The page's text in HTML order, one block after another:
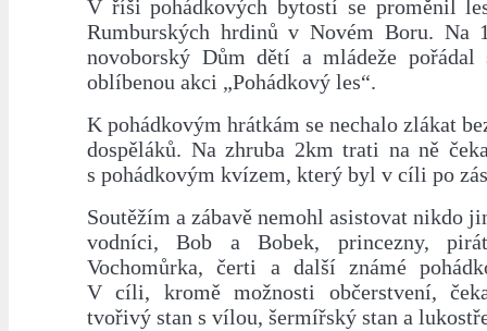
V říši pohádkových bytostí se proměnil
Rumburských hrdinů v Novém Boru. Na
novoborský Dům dětí a mládeže
oblíbenou akci „Pohádkový les“.
K pohádkovým hrátkám se nechalo zlákat
dospěláků. Na zhruba 2km trati na ně
s pohádkovým kvízem, který byl v cíli po
Soutěžím a zábavě nemohl asistovat nikdo
vodníci, Bob a Bobek, princezny,
Vochomůrka, čerti a další známé
V cíli, kromě možnosti občerstvení,
tvořivý stan s vílou, šermířský stan a